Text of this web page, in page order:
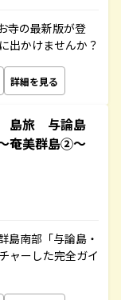
寺の最新版が登
出かけませんか？
詳細を見る
島旅 与論島
奄美群島②～
南部「与論島・
ャーした完全ガイ